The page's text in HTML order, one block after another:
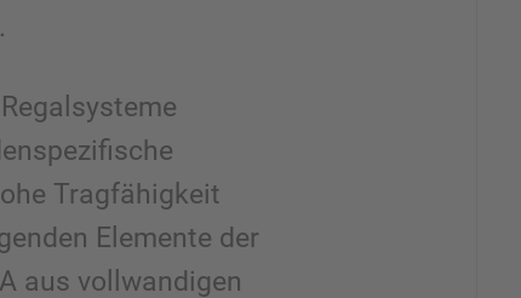
Tragfähigkeit
Elemente der
aus vollwandigen